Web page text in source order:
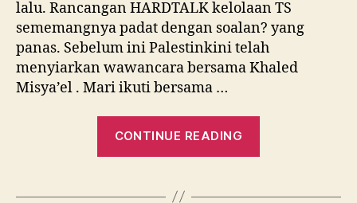
–
Tim
Sebastian
lalu. Rancangan HARDTALK kelolaan TS
sememangnya padat dengan soalan? yang
panas. Sebelum ini Palestinkini telah
menyiarkan wawancara bersama Khaled
Misya’el . Mari ikuti bersama …
CONTINUE READING